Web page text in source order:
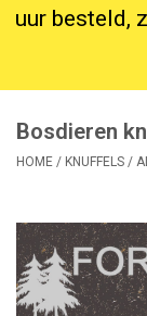
Poppen
SALE
Lookbooks
uur besteld,
Bosdieren
HOME / KNUFFELS /